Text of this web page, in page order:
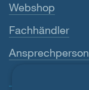
Webshop
Fachhändler
Ansprechperson